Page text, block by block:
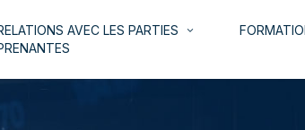
AVEC LES PARTIES
keyboard_arrow_down